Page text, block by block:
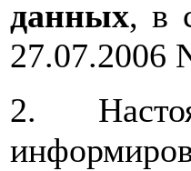
данных, в
27.07.2006
2.